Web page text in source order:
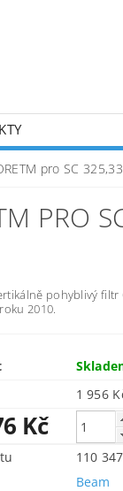
pro SC
PRO
pohyblivý filtr
2010.
Kč
110 347
Beam